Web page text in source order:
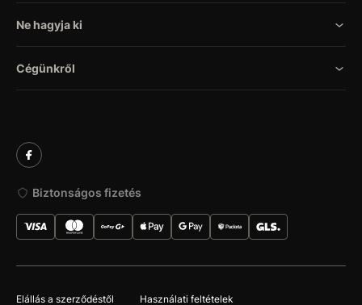
Ne hagyja ki
Cégünkről
Biztonságos fizetés
Elállás a szerződéstől Használati feltételek